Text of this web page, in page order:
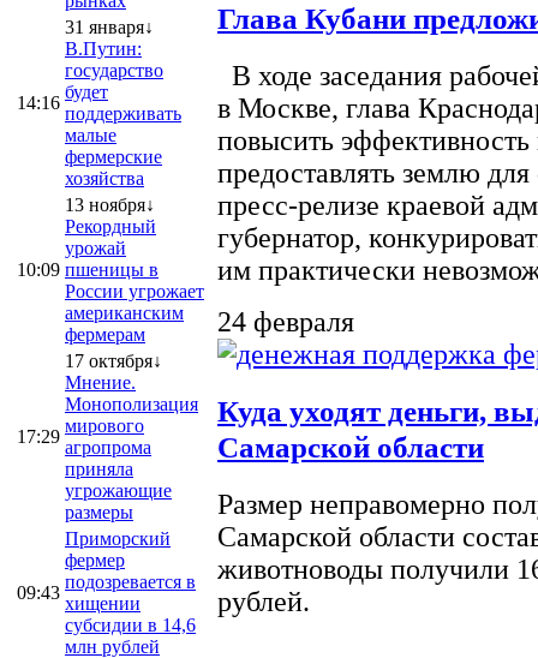
14:16
31 января↓
В.Путин:
государство
будет
поддерживать
малые
фермерские
хозяйства
10:09
13 ноября↓
Рекордный
урожай
пшеницы в
России угрожает
американским
фермерам
17:29
17 октября↓
Мнение.
Монополизация
мирового
агропрома
приняла
угрожающие
размеры
09:43
Приморский
фермер
подозревается в
хищении
субсидии в 14,6
млн рублей
Глава Кубани
В ходе заседания
в Москве, глава
повысить эффективность
предоставлять землю
пресс-релизе краевой
губернатор,
им практически
24 февраля
Куда уходят деньги,
Самарской области
Размер неправомерно
Самарской области
животноводы получили
рублей.